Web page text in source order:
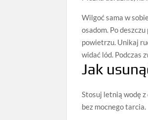
Wilgoć sama w
osadom. Po
powietrzu. Unikaj
widać lód. Podczas
Jak
Stosuj letnią wodę
bez mocnego tarcia.